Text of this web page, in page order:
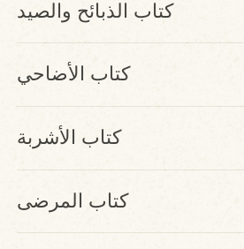
كتاب الذبائح والصيد
كتاب الأضاحي
كتاب الأشربة
كتاب المرضى